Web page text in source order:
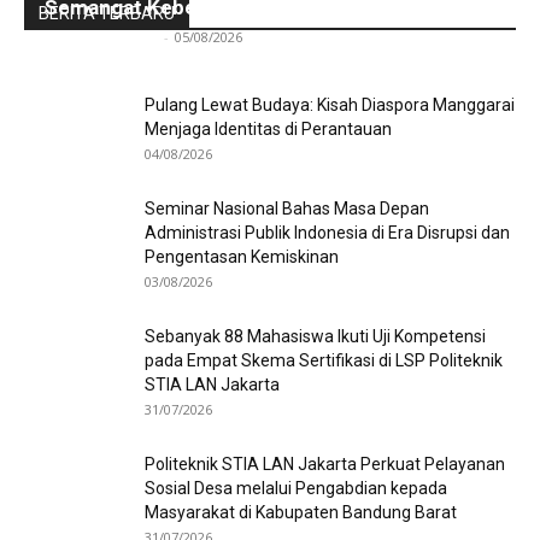
BERITA TERBARU
Semangat Kebersamaan
- 05/08/2026
Pulang Lewat Budaya: Kisah Diaspora Manggarai
Menjaga Identitas di Perantauan
04/08/2026
Seminar Nasional Bahas Masa Depan
Administrasi Publik Indonesia di Era Disrupsi dan
Pengentasan Kemiskinan
03/08/2026
Sebanyak 88 Mahasiswa Ikuti Uji Kompetensi
pada Empat Skema Sertifikasi di LSP Politeknik
STIA LAN Jakarta
31/07/2026
Politeknik STIA LAN Jakarta Perkuat Pelayanan
Sosial Desa melalui Pengabdian kepada
Masyarakat di Kabupaten Bandung Barat